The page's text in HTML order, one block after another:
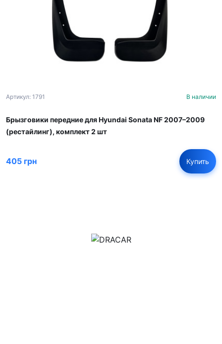
Артикул: 1791 В наличии
Брызговики передние для Hyundai Sonata NF 2007–2009
(рестайлинг), комплект 2 шт
405 грн Купить